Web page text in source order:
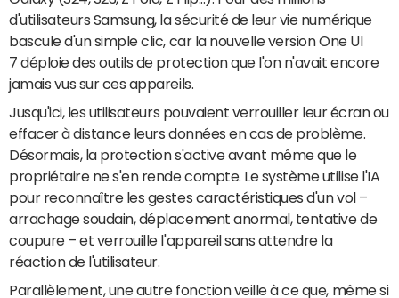
d'utilisateurs Samsung, la sécurité de leur vie numérique
bascule d'un simple clic, car la nouvelle version One UI
7 déploie des outils de protection que l'on n'avait encore
jamais vus sur ces appareils.
Jusqu'ici, les utilisateurs pouvaient verrouiller leur écran ou
effacer à distance leurs données en cas de problème.
Désormais, la protection s'active avant même que le
propriétaire ne s'en rende compte. Le système utilise l'IA
pour reconnaître les gestes caractéristiques d'un vol –
arrachage soudain, déplacement anormal, tentative de
coupure – et verrouille l'appareil sans attendre la
réaction de l'utilisateur.
Parallèlement, une autre fonction veille à ce que, même si